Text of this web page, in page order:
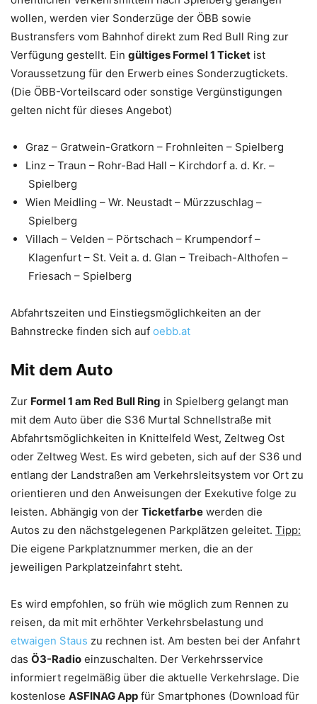
wollen, werden vier Sonderzüge der ÖBB sowie
Bustransfers vom Bahnhof direkt zum Red Bull Ring zur
Verfügung gestellt. Ein gültiges Formel 1 Ticket ist
Voraussetzung für den Erwerb eines Sonderzugtickets.
(Die ÖBB-Vorteilscard oder sonstige Vergünstigungen
gelten nicht für dieses Angebot)
Graz – Gratwein-Gratkorn – Frohnleiten – Spielberg
Linz – Traun – Rohr-Bad Hall – Kirchdorf a. d. Kr. –
Spielberg
Wien Meidling – Wr. Neustadt – Mürzzuschlag –
Spielberg
Villach – Velden – Pörtschach – Krumpendorf –
Klagenfurt – St. Veit a. d. Glan – Treibach-Althofen –
Friesach – Spielberg
Abfahrtszeiten und Einstiegsmöglichkeiten an der
Bahnstrecke finden sich auf oebb.at
Mit dem Auto
Zur Formel 1 am Red Bull Ring in Spielberg gelangt man
mit dem Auto über die S36 Murtal Schnellstraße mit
Abfahrtsmöglichkeiten in Knittelfeld West, Zeltweg Ost
oder Zeltweg West. Es wird gebeten, sich auf der S36 und
entlang der Landstraßen am Verkehrsleitsystem vor Ort zu
orientieren und den Anweisungen der Exekutive folge zu
leisten. Abhängig von der Ticketfarbe werden die
Autos zu den nächstgelegenen Parkplätzen geleitet. Tipp:
Die eigene Parkplatznummer merken, die an der
jeweiligen Parkplatzeinfahrt steht.
Es wird empfohlen, so früh wie möglich zum Rennen zu
reisen, da mit mit erhöhter Verkehrsbelastung und
etwaigen Staus zu rechnen ist. Am besten bei der Anfahrt
das Ö3-Radio einzuschalten. Der Verkehrsservice
informiert regelmäßig über die aktuelle Verkehrslage. Die
kostenlose ASFINAG App für Smartphones (Download für